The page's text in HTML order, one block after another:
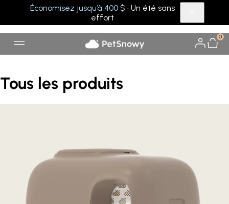
Économisez jusqu’à 400 $ · Un été sans
effort
0
Tous les produits